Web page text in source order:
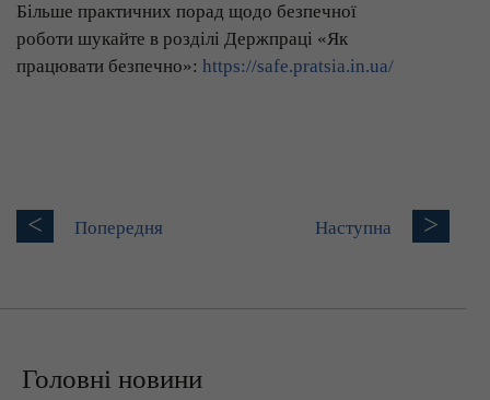
Більше практичних порад щодо безпечної
роботи шукайте в розділі Держпраці «Як
працювати безпечно»: https://safe.pratsia.in.ua/
< Попередня Наступна >
Головні новини